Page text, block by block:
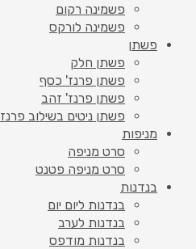
פשמינה רקום
פשמינה לורקס
פשתן
פשתן חלק
פשתן פרנז' כסף
פשתן פרנז' זהב
פשתן ניטים בשילוב פרנז
מניפות
סרט מניפה
סרט מניפה פטנט
בנדנות
בנדנות ליום יום
בנדנות לערב
בנדנות מודפס